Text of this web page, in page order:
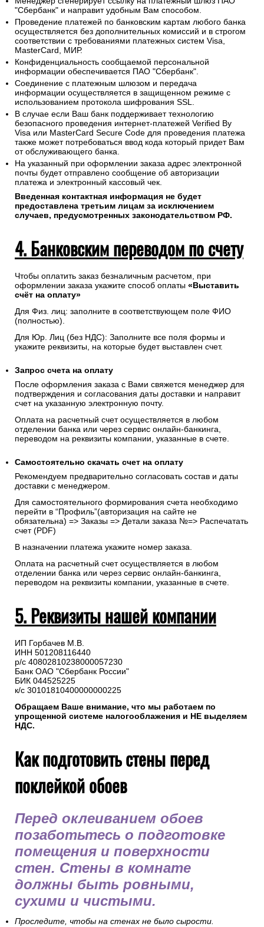
"Сбербанк" и направит удобным Вам способом.
Проведение платежей по банковским картам любого банка
осуществляется без дополнительных комиссий и в строгом
соответствии с требованиями платежных систем Visa,
MasterCard, МИР.
Конфиденциальность сообщаемой персональной
информации обеспечивается ПАО "Сбербанк".
Соединение с платежным шлюзом и передача
информации осуществляется в защищенном режиме с
использованием протокола шифрования SSL.
В случае если Ваш банк поддерживает технологию
безопасного проведения интернет-платежей Verified By
Visa или MasterCard Secure Code для проведения платежа
также может потребоваться ввод кода который придет Вам
от обслуживающего банка.
На указанный при оформлении заказа адрес электронной
почты будет отправлено сообщение об авторизации
платежа и электронный кассовый чек.
Введенная контактная информация не будет
предоставлена третьим лицам за исключением
случаев, предусмотренных законодательством РФ.
4. Банковским переводом по счету
Чтобы оплатить заказ безналичным расчетом, при
оформлении заказа укажите способ оплаты «Выставить
счёт на оплату»
Для Физ. лиц: заполните в соответствующем поле ФИО
(полностью).
Для Юр. Лиц (без НДС): Заполните все поля формы и
укажите реквизиты, на которые будет выставлен счет.
Запрос счета на оплату
После оформления заказа с Вами свяжется менеджер для
подтверждения и согласования даты доставки и направит
счет на указанную электронную почту.
Оплата на расчетный счет осуществляется в любом
отделении банка или через сервис онлайн-банкинга,
переводом на реквизиты компании, указанные в счете.
Самостоятельно скачать счет на оплату
Рекомендуем предварительно согласовать состав и даты
доставки с менеджером.
Для самостоятельного формирования счета необходимо
перейти в “Профиль”(авторизация на сайте не
обязательна) => Заказы => Детали заказа №=> Распечатать
счет (PDF)
В назначении платежа укажите номер заказа.
Оплата на расчетный счет осуществляется в любом
отделении банка или через сервис онлайн-банкинга,
переводом на реквизиты компании, указанные в счете.
5. Реквизиты нашей компании
ИП Горбачев М.В.
ИНН 501208116440
р/с 40802810238000057230
Банк ОАО "Сбербанк России"
БИК 044525225
к/с 30101810400000000225
Обращаем Ваше внимание, что мы работаем по
упрощенной системе налогооблажения и НЕ выделяем
НДС.
Как подготовить стены перед
поклейкой обоев
Перед оклеиванием обоев
позаботьтесь о подготовке
помещения и поверхности
стен. Стены в комнате
должны быть ровными,
сухими и чистыми.
Проследите, чтобы на стенах не было сырости.